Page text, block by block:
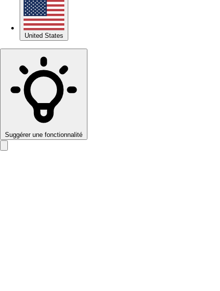
United States
Suggérer une fonctionnalité